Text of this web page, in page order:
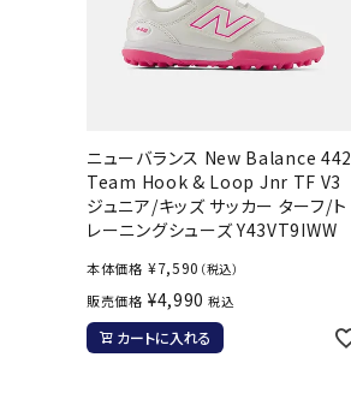
INFORMATIOM
メルマガ登録
特定商取引法
プライバシーポリシー
ニューバランス New Balance 442
Team Hook & Loop Jnr TF V3
ジュニア/キッズ サッカー ターフ/ト
レーニングシューズ Y43VT9IWW
本体価格 ¥7,590 （税込）
販売価格 ¥4,990 税込
カートに入れる